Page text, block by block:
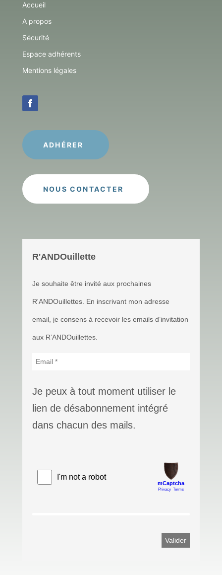
Accueil
A propos
Sécurité
Espace adhérents
Mentions légales
ADHÉRER
NOUS CONTACTER
R'ANDOuillette
Je souhaite être invité aux prochaines
R'ANDOuillettes. En inscrivant mon adresse
email, je consens à recevoir les emails d’invitation
aux R’ANDOuillettes.
Je peux à tout moment utiliser le
lien de désabonnement intégré
dans chacun des mails.